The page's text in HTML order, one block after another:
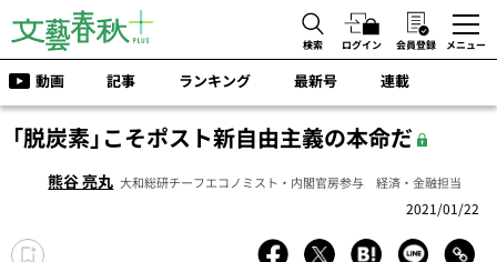
検索 ログイン 会員登録 メニュー
動画 記事 ランキング 最新号 連載
「脱炭素」こそポスト新自由主義の本命だ
熊谷 亮丸 大和総研チーフエコノミスト・内閣官房参与 経済・金融担当
2021/01/22